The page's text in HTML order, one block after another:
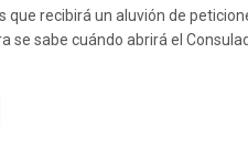
que recibirá un aluvión de
se sabe cuándo abrirá el